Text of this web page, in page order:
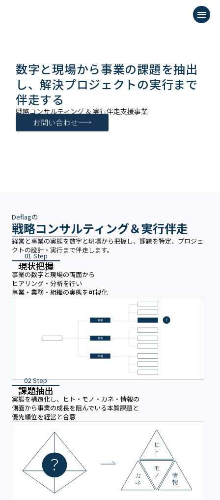
menu
数字と現場から事業の課題を抽出
し、解決プロジェクトの実行まで
伴走する
戦略コンサルティング & 実行伴走支援事業
お問い合わせ
Deflagの
戦略コンサルティング＆実行伴走
経営と事業の実態を数字と現場から把握し、課題を特定、プロジェ
クトの設計・実行まで伴走します。
01 Step
現状把握
事業の数字と現場の両面から
ヒアリング・分析を行い
事業・業務・組織の実態を可視化
02 Step
課題抽出
実態を構造化し、ヒト・モノ・カネ・情報の
側面から事業の成長を阻んでいる本質課題と
優先順位を経営と合意